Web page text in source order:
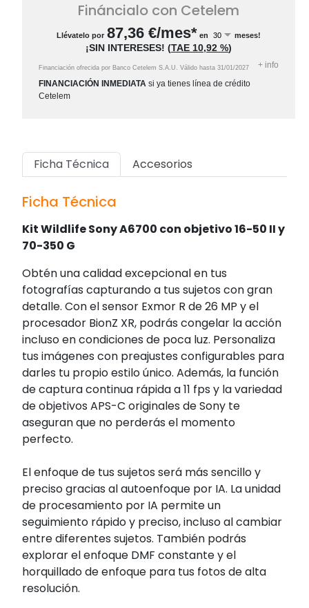
Fináncialo con Cetelem
Llévatelo por 87,36 €/mes* en meses!
¡SIN INTERESES! (TAE 10,92 %)
Financiación ofrecida por Banco Cetelem S.A.U. Válido hasta 31/01/2027 + info
FINANCIACIÓN INMEDIATA si ya tienes línea de crédito
Cetelem
Ficha Técnica Accesorios
Ficha Técnica
Kit Wildlife Sony A6700 con objetivo 16-50 II y
70-350 G
Obtén una calidad excepcional en tus
fotografías capturando a tus sujetos con gran
detalle. Con el sensor Exmor R de 26 MP y el
procesador BionZ XR, podrás congelar la acción
incluso en condiciones de poca luz. Personaliza
tus imágenes con preajustes configurables para
darles tu propio estilo único. Además, la función
de captura continua rápida a 11 fps y la variedad
de objetivos APS-C originales de Sony te
aseguran que no perderás el momento
perfecto.
El enfoque de tus sujetos será más sencillo y
preciso gracias al autoenfoque por IA. La unidad
de procesamiento por IA permite un
seguimiento rápido y preciso, incluso al cambiar
entre diferentes sujetos. También podrás
explorar el enfoque DMF constante y el
horquillado de enfoque para tus fotos de alta
resolución.